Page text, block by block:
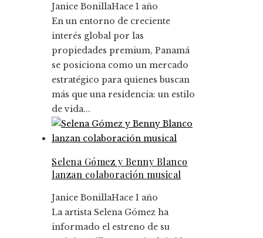
Janice BonillaHace 1 año
En un entorno de creciente
interés global por las
propiedades premium, Panamá
se posiciona como un mercado
estratégico para quienes buscan
más que una residencia: un estilo
de vida...
Selena Gómez y Benny Blanco
lanzan colaboración musical
Janice BonillaHace 1 año
La artista Selena Gómez ha
informado el estreno de su